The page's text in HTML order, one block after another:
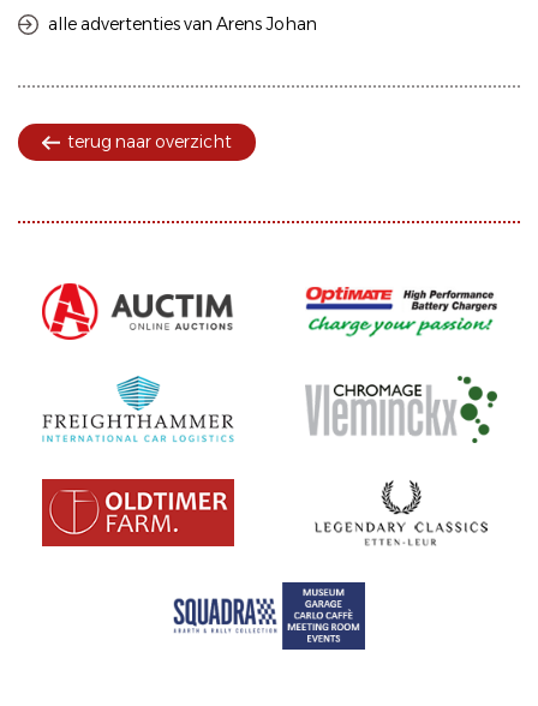
alle advertenties van Arens Johan
terug naar overzicht